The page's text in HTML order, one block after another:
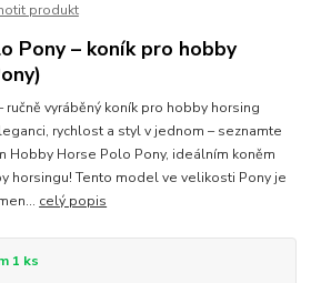
produkt
Pony – koník pro hobby
vyráběný koník pro hobby horsing
rychlost a styl v jednom – seznamte
Hobby Horse Polo Pony, ideálním koněm
horsingu! Tento model ve velikosti Pony je
celý popis
1 ks